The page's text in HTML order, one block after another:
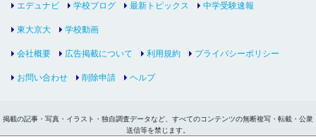
エデュナビ 学校ブログ 最新トピックス 中学受験速報
東大京大 学校動画
会社概要 広告掲載について 利用規約 プライバシーポリシー
お問い合わせ 削除申請 ヘルプ
掲載の記事・写真・イラスト・独自調査データなど、すべてのコンテンツの無断複写・転載・公衆
送信等を禁じます。